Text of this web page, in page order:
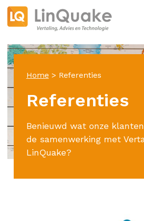
Home > Referenties
Referenties
Benieuwd wat onze
de samenwerking met
LinQuake?